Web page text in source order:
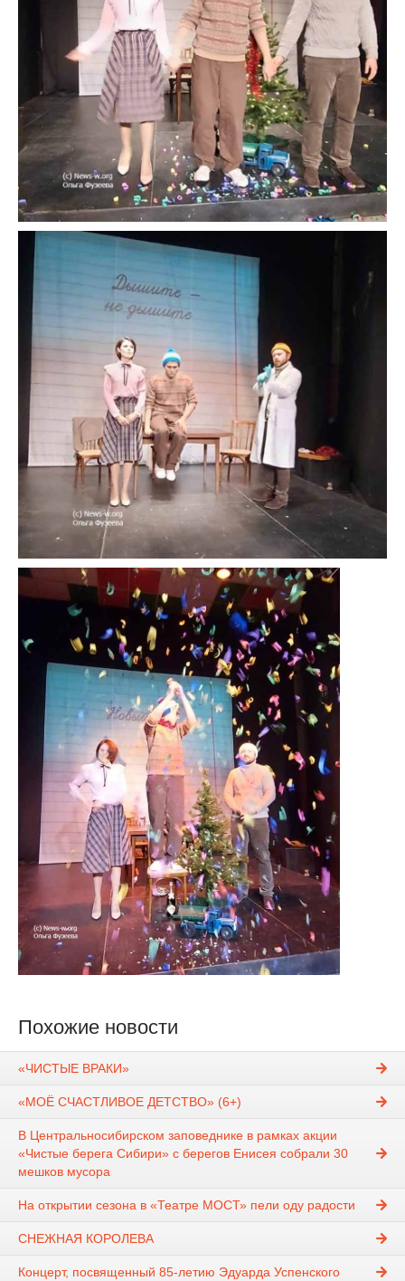
Похожие новости
«ЧИСТЫЕ ВРАКИ»
«МОЁ СЧАСТЛИВОЕ ДЕТСТВО» (6+)
В Центральносибирском заповеднике в рамках акции
«Чистые берега Сибири» с берегов Енисея собрали 30
мешков мусора
На открытии сезона в «Театре МОСТ» пели оду радости
СНЕЖНАЯ КОРОЛЕВА
Концерт, посвященный 85-летию Эдуарда Успенского